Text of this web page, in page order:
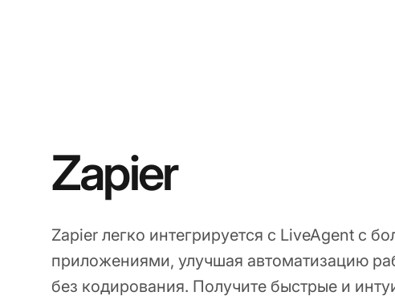
Zapier
Zapier легко интегрируется с LiveAgent с
приложениями, улучшая автоматизацию
без кодирования. Получите быстрые и